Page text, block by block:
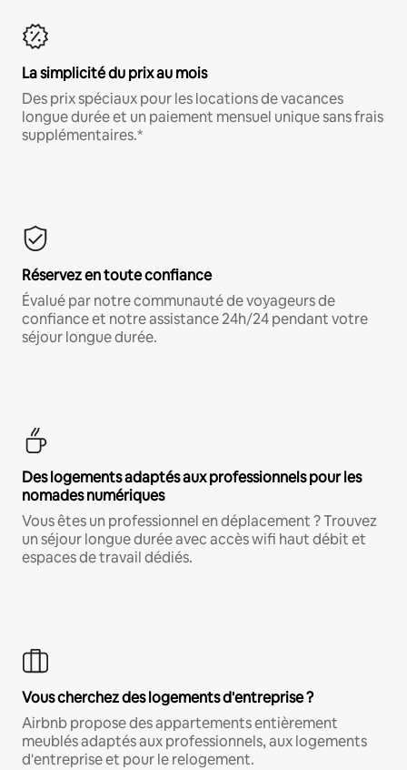
La simplicité du prix au mois
Des prix spéciaux pour les locations de vacances
longue durée et un paiement mensuel unique sans frais
supplémentaires.*
Réservez en toute confiance
Évalué par notre communauté de voyageurs de
confiance et notre assistance 24h/24 pendant votre
séjour longue durée.
Des logements adaptés aux professionnels pour les
nomades numériques
Vous êtes un professionnel en déplacement ? Trouvez
un séjour longue durée avec accès wifi haut débit et
espaces de travail dédiés.
Vous cherchez des logements d'entreprise ?
Airbnb propose des appartements entièrement
meublés adaptés aux professionnels, aux logements
d'entreprise et pour le relogement.